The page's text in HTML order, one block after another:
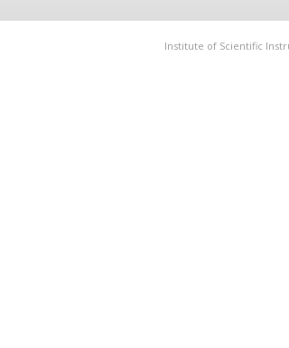
Institute of Scientific